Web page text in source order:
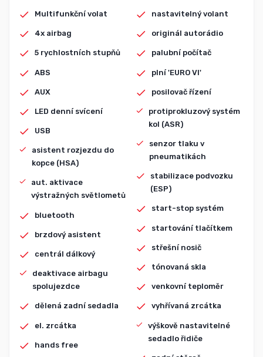
Multifunkční volat
4x airbag
5 rychlostních stupňů
ABS
AUX
LED denní svícení
USB
asistent rozjezdu do
kopce (HSA)
aut. aktivace
výstražných světlometů
bluetooth
brzdový asistent
centrál dálkový
deaktivace airbagu
spolujezdce
dělená zadní sedadla
el. zrcátka
hands free
nastavitelný volant
originál autorádio
palubní počítač
plní 'EURO VI'
posilovač řízení
protiprokluzový systém
kol (ASR)
senzor tlaku v
pneumatikách
stabilizace podvozku
(ESP)
start-stop systém
startování tlačítkem
střešní nosič
tónovaná skla
venkovní teploměr
vyhřívaná zrcátka
výškově nastavitelné
sedadlo řidiče